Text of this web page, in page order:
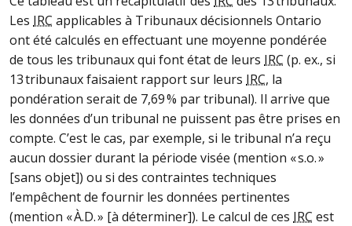
Les IRC applicables à Tribunaux décisionnels Ontario
ont été calculés en effectuant une moyenne pondérée
de tous les tribunaux qui font état de leurs IRC (p. ex., si
13 tribunaux faisaient rapport sur leurs IRC, la
pondération serait de 7,69 % par tribunal). Il arrive que
les données d’un tribunal ne puissent pas être prises en
compte. C’est le cas, par exemple, si le tribunal n’a reçu
aucun dossier durant la période visée (mention « s.o. »
[sans objet]) ou si des contraintes techniques
l’empêchent de fournir les données pertinentes
(mention « À.D. » [à déterminer]). Le calcul de ces IRC est